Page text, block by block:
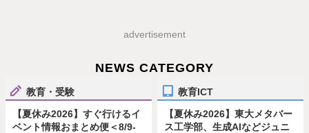
advertisement
NEWS CATEGORY
教育・受験
【夏休み2026】すぐ行けるイ
ベント情報おまとめ便＜8/9-
教育ICT
【夏休み2026】東大メタバー
ス工学部、生成AIなどジュニ